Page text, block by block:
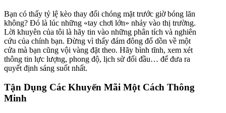
Bạn có thấy tỷ lệ kèo thay đổi chóng mặt trước giờ bóng lăn
không? Đó là lúc những «tay chơi lớn» nhảy vào thị trường.
Lời khuyên của tôi là hãy tin vào những phân tích và nghiên
cứu của chính bạn. Đừng vì thấy đám đông đổ dồn về một
cửa mà bạn cũng vội vàng đặt theo. Hãy bình tĩnh, xem xét
thông tin lực lượng, phong độ, lịch sử đối đầu… để đưa ra
quyết định sáng suốt nhất.
Tận Dụng Các Khuyến Mãi Một Cách Thông
Minh